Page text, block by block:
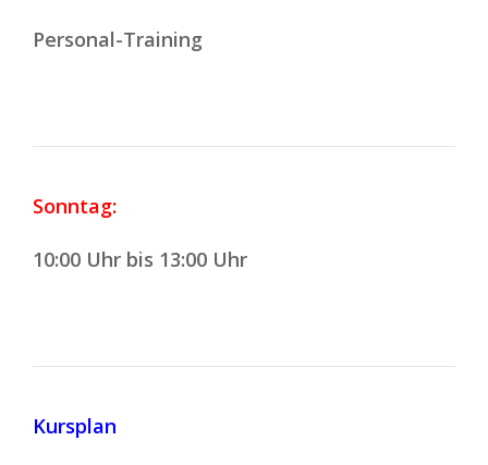
Personal-Training
Sonntag:
10:00 Uhr bis 13:00 Uhr
Kursplan